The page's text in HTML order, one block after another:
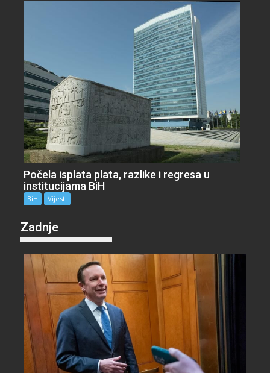
Počela isplata plata, razlike i regresa u
institucijama BiH
BiH Vijesti
Zadnje